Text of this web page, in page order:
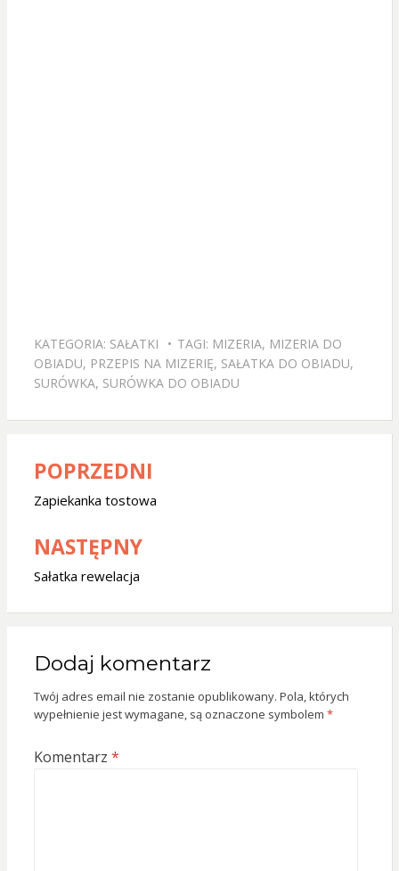
KATEGORIA: SAŁATKI TAGI: MIZERIA, MIZERIA DO
OBIADU, PRZEPIS NA MIZERIĘ, SAŁATKA DO OBIADU,
SURÓWKA, SURÓWKA DO OBIADU
Zobacz
wpisy
POPRZEDNI
Zapiekanka tostowa
NASTĘPNY
Sałatka rewelacja
Dodaj komentarz
Twój adres email nie zostanie opublikowany. Pola, których
wypełnienie jest wymagane, są oznaczone symbolem *
Komentarz *